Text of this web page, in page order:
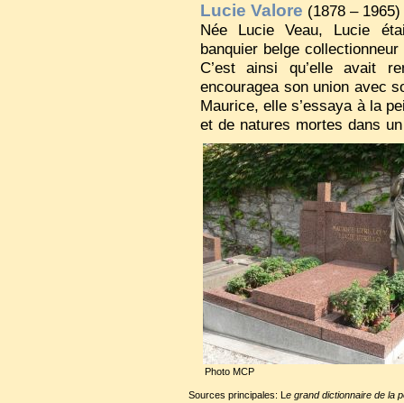
Lucie Valore (1878 – 1965)
Née Lucie Veau, Lucie
banquier belge
C’est ainsi qu’elle avait
encouragea son union avec
Maurice, elle s’essaya à la
et de natures mortes dans
Elle partage la sépulture de
Photo MCP
Sources principales: L e grand dictionnaire de la